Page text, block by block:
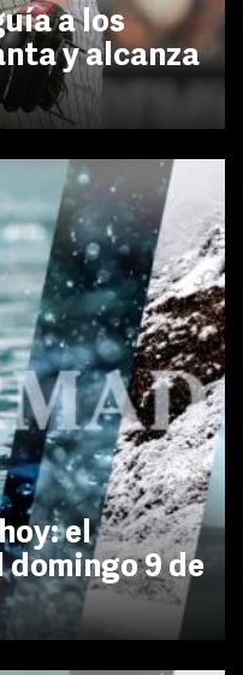
a los
y alcanza
el
9 de